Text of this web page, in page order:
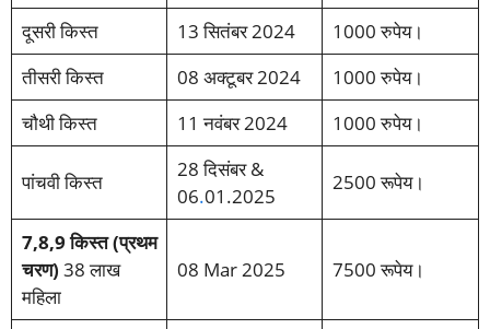
दूसरी किस्त
13 सितंबर 2024
1000 रुपेय।
तीसरी किस्त
08 अक्टूबर 2024
1000 रुपेय।
चौथी किस्त
11 नवंबर 2024 1000 रुपेय।
पांचवी किस्त
28 दिसंबर &
06.01.2025
2500 रूपेय।
7,8,9 किस्त (प्रथम
चरण) 38 लाख
महिला
08 Mar 2025 7500 रूपेय।